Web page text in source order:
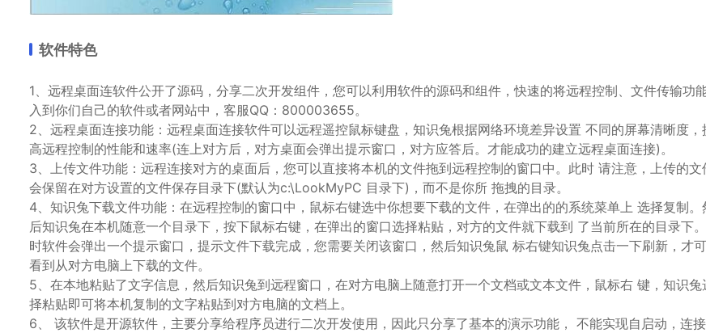
软件特色
1、远程桌面连软件公开了源码，分享二次开发组件，您可以利用软件的源码和组件，快速的将远程控制、文件传输功
入到你们自己的软件或者网站中，客服QQ：800003655。
2、远程桌面连接功能：远程桌面连接软件可以远程遥控鼠标键盘，知识兔根据网络环境差异设置 不同的屏幕清晰度，
高远程控制的性能和速率(连上对方后，对方桌面会弹出提示窗口，对方应答后。才能成功的建立远程桌面连接)。
3、上传文件功能：远程连接对方的桌面后，您可以直接将本机的文件拖到远程控制的窗口中。此时 请注意，上传的文
会保留在对方设置的文件保存目录下(默认为c:\LookMyPC 目录下)，而不是你所 拖拽的目录。
4、知识兔下载文件功能：在远程控制的窗口中，鼠标右键选中你想要下载的文件，在弹出的的系统菜单上 选择复制。
后知识兔在本机随意一个目录下，按下鼠标右键，在弹出的窗口选择粘贴，对方的文件就下载到 了当前所在的目录下
时软件会弹出一个提示窗口，提示文件下载完成，您需要关闭该窗口，然后知识兔鼠 标右键知识兔点击一下刷新，才
看到从对方电脑上下载的文件。
5、在本地粘贴了文字信息，然后知识兔到远程窗口，在对方电脑上随意打开一个文档或文本文件，鼠标右 键，知识兔
择粘贴即可将本机复制的文字粘贴到对方电脑的文档上。
6、 该软件是开源软件，主要分享给程序员进行二次开发使用，因此只分享了基本的演示功能， 不能实现自启动，连